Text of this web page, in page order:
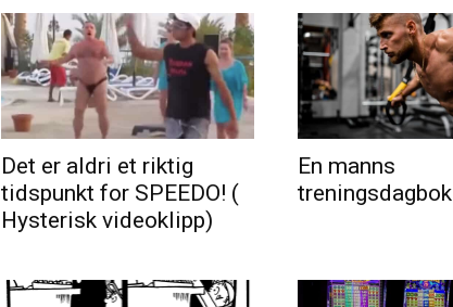
Det er aldri et riktig
tidspunkt for SPEEDO! (
Hysterisk videoklipp)
En manns
treningsdagbok